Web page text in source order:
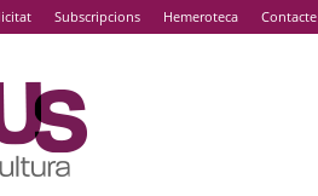
Subscripcions Hemeroteca Contacte